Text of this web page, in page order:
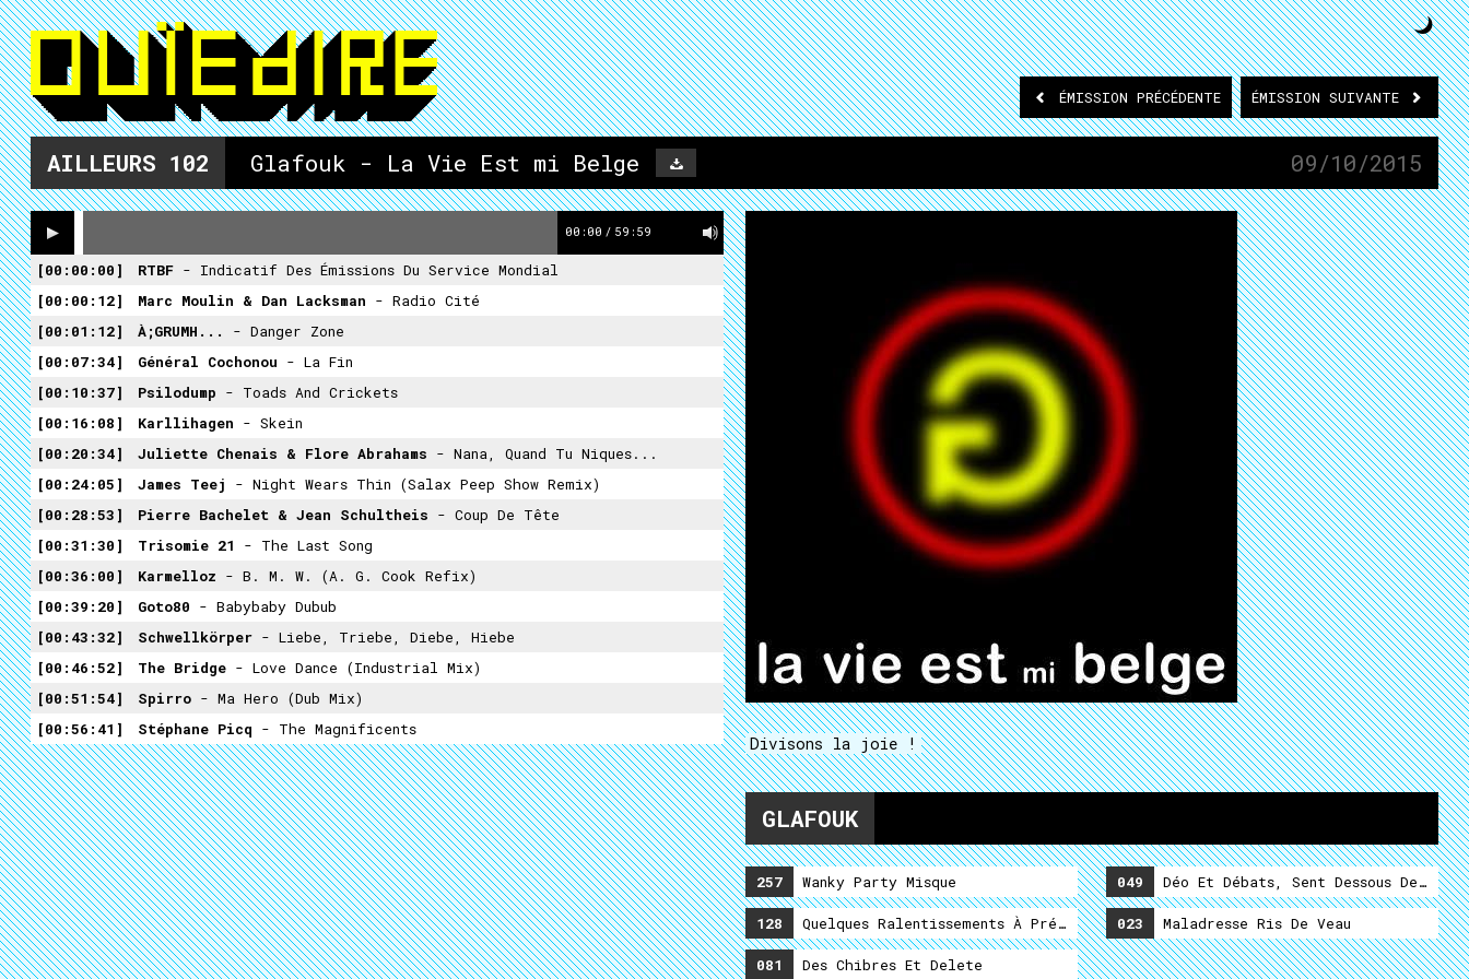
ÉMISSION PRÉCÉDENTE ÉMISSION SUIVANTE
AILLEURS 102 Glafouk - La Vie Est mi Belge 09/10/2015
00:00 / 59:59
00:00:00 RTBF - Indicatif Des Émissions Du Service Mondial
00:00:12
Marc Moulin & Dan Lacksman - Radio Cité
00:01:12
À;GRUMH...
- Danger Zone
00:07:34
Général Cochonou - La Fin
00:10:37
Psilodump - Toads And Crickets
00:16:08
Karllihagen - Skein
00:20:34
Juliette Chenais & Flore Abrahams - Nana, Quand Tu Niques...
00:24:05
James Teej
- Night Wears Thin (Salax Peep Show Remix)
00:28:53
Pierre Bachelet & Jean Schultheis - Coup De Tête
00:31:30
Trisomie 21
- The Last Song
00:36:00
Karmelloz - B. M. W. (A. G. Cook Refix)
00:39:20
Goto80 - Babybaby Dubub
00:43:32
Schwellkörper - Liebe, Triebe, Diebe, Hiebe
00:46:52
The Bridge - Love Dance (Industrial Mix)
00:51:54
Spirro - Ma Hero (Dub Mix)
00:56:41
Stéphane Picq - The Magnificents
Divisons la joie !
GLAFOUK
257 Wanky Party Misque
128 Quelques Ralentissements À Prévoir D'après Zombie Futé...
081 Des Chibres Et Delete
049 Déo Et Débats, Sent Dessous Dessus
023 Maladresse Ris De Veau